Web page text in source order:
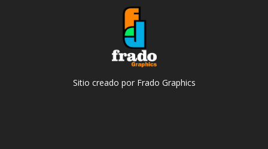
Sitio creado por Frado Graphics